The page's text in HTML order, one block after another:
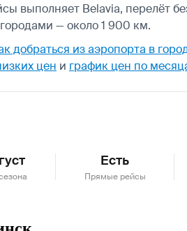
выполняет Belavia, перелёт
— около 1 900 км.
добраться из аэропорта в
цен и график цен по
Есть
Прямые рейсы